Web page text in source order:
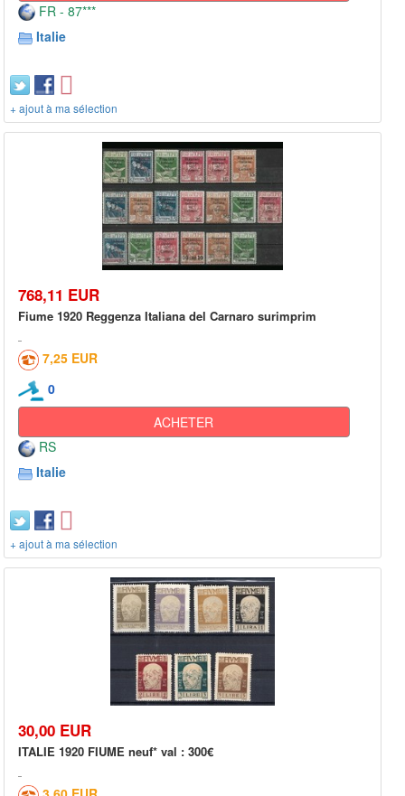
FR - 87***
Italie
+ ajout à ma sélection
768,11 EUR
Fiume 1920 Reggenza Italiana del Carnaro surimprim
7,25 EUR
0
ACHETER
RS
Italie
+ ajout à ma sélection
30,00 EUR
ITALIE 1920 FIUME neuf* val : 300€